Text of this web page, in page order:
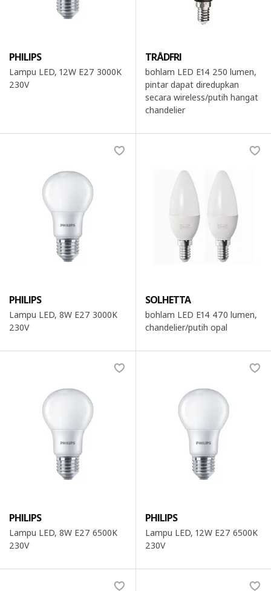
PHILIPS
Lampu LED, 12W E27 3000K
230V
TRÅDFRI
bohlam LED E14 250 lumen,
pintar dapat diredupkan
secara wireless/putih hangat
chandelier
PHILIPS
Lampu LED, 8W E27 3000K
230V
SOLHETTA
bohlam LED E14 470 lumen,
chandelier/putih opal
PHILIPS
Lampu LED, 8W E27 6500K
230V
PHILIPS
Lampu LED, 12W E27 6500K
230V